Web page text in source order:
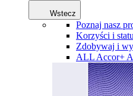
Wstecz
Poznaj nasz
Korzyści i
Zdobywaj i
ALL Accor+